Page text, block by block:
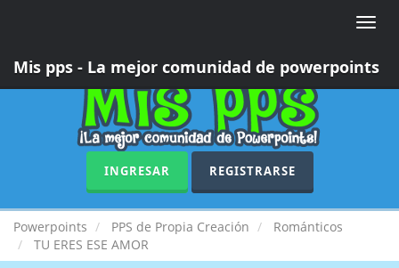
Toggle
Mis pps - La mejor comunidad de powerpoints
INGRESAR REGISTRARSE
Powerpoints PPS de Propia Creación
Románticos
TU ERES ESE AMOR